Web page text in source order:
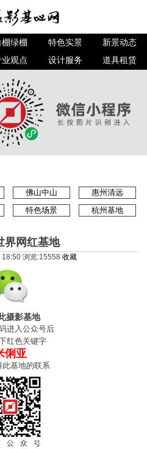
棚绿棚 特色实景
新景动态
业观点 设计服务 道具租赁
佛山中山
惠州清远
特色场景 杭州基地
界网红基地
浏览:15558 收藏
摄影基地
进入公众号后
红色关键字
俐亚
此基地的联系